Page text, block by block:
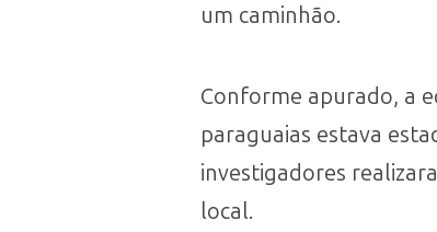
um caminhão.
Conforme apurado, a
paraguaias estava
investigadores
local.